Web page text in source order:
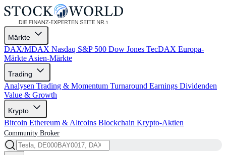
Märkte
DAX/MDAX Nasdaq S&P 500 Dow Jones TecDAX Europa-
Märkte Asien-Märkte
Trading
Analysen Trading & Momentum Turnaround Earnings Dividenden
Value & Growth
Krypto
Bitcoin Ethereum & Altcoins Blockchain Krypto-Aktien
Community Broker